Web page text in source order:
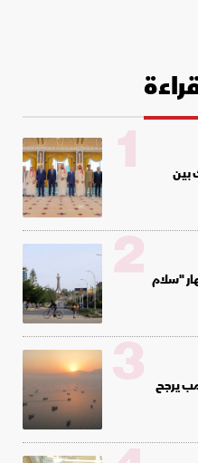
بين
1
"سلام 2
يرجح 3